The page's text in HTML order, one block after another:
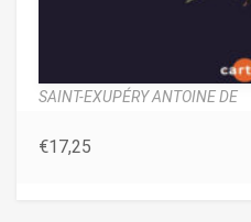
SAINT-EXUPÉRY ANTOINE DE
€17,25